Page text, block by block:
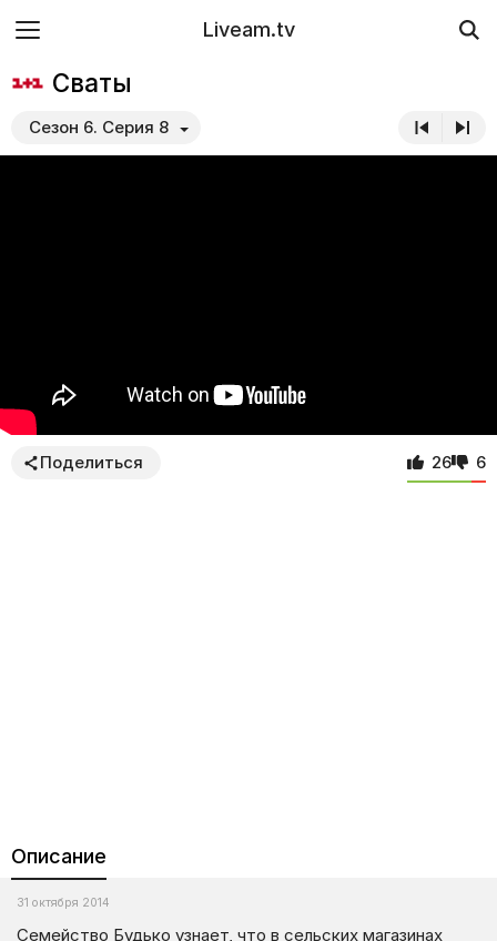
Liveam.tv
Сваты
Сезон 6. Серия 8
Поделиться 26 6
Описание
31 октября 2014
Семейство Будько узнает, что в сельских магазинах